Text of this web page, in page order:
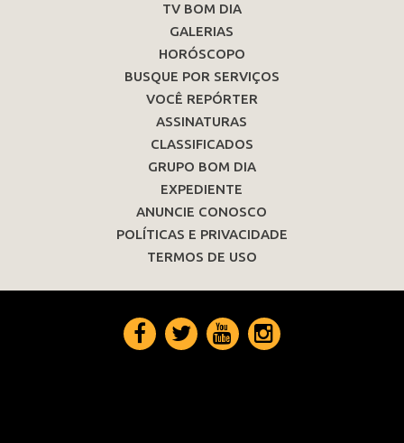
TV BOM DIA
GALERIAS
HORÓSCOPO
BUSQUE POR SERVIÇOS
VOCÊ REPÓRTER
ASSINATURAS
CLASSIFICADOS
GRUPO BOM DIA
EXPEDIENTE
ANUNCIE CONOSCO
POLÍTICAS E PRIVACIDADE
TERMOS DE USO